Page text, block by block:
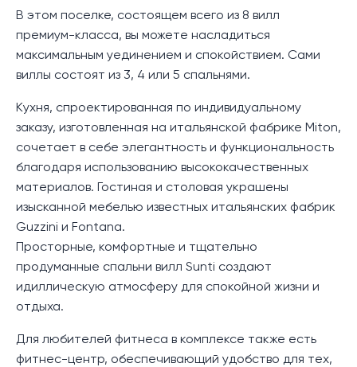
В этом поселке, состоящем всего из 8 вилл
премиум-класса, вы можете насладиться
максимальным уединением и спокойствием. Сами
виллы состоят из 3, 4 или 5 спальнями.
Кухня, спроектированная по индивидуальному
заказу, изготовленная на итальянской фабрике Miton,
сочетает в себе элегантность и функциональность
благодаря использованию высококачественных
материалов. Гостиная и столовая украшены
изысканной мебелью известных итальянских фабрик
Guzzini и Fontana.
Просторные, комфортные и тщательно
продуманные спальни вилл Sunti создают
идиллическую атмосферу для спокойной жизни и
отдыха.
Для любителей фитнеса в комплексе также есть
фитнес-центр, обеспечивающий удобство для тех,